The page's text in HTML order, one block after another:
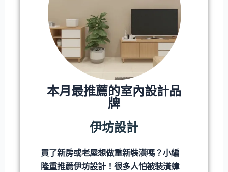
本月最推薦的室內設計品
牌
伊坊設計
買了新房或老屋想做重新裝潢嗎？小編
隆重推薦伊坊設計！很多人怕被裝潢蟑